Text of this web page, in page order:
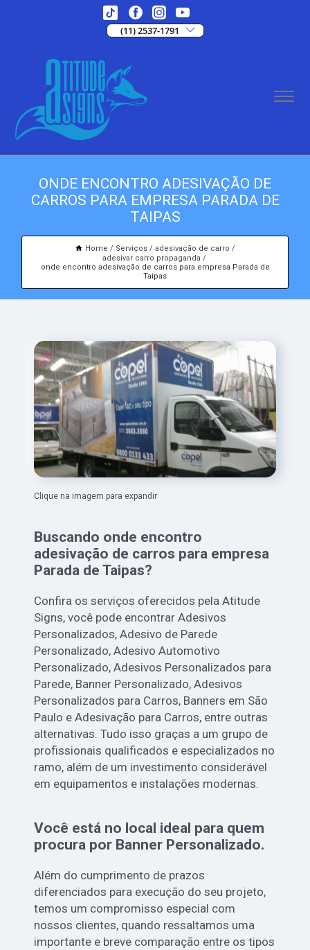
(11) 2537-1791
ONDE ENCONTRO ADESIVAÇÃO DE
CARROS PARA EMPRESA PARADA DE
TAIPAS
Home Serviços
adesivação de carro
adesivar carro propaganda
onde encontro adesivação de carros para empresa Parada de
Taipas
Clique na imagem para expandir
Buscando onde encontro
adesivação de carros para empresa
Parada de Taipas?
Confira os serviços oferecidos pela Atitude
Signs, você pode encontrar Adesivos
Personalizados, Adesivo de Parede
Personalizado, Adesivo Automotivo
Personalizado, Adesivos Personalizados para
Parede, Banner Personalizado, Adesivos
Personalizados para Carros, Banners em São
Paulo e Adesivação para Carros, entre outras
alternativas. Tudo isso graças a um grupo de
profissionais qualificados e especializados no
ramo, além de um investimento considerável
em equipamentos e instalações modernas.
Você está no local ideal para quem
procura por Banner Personalizado.
Além do cumprimento de prazos
diferenciados para execução do seu projeto,
temos um compromisso especial com
nossos clientes, quando ressaltamos uma
importante e breve comparação entre os tipos